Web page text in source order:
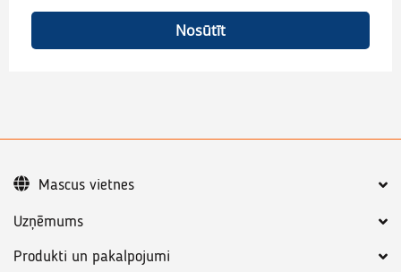
Nosūtīt
Uzņēmums
Produkti un pakalpojumi
Mascus vietnes